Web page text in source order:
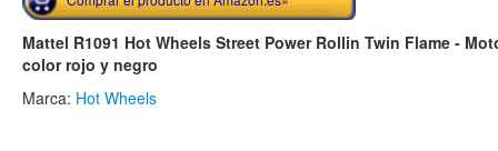
Mattel R1091 Hot Wheels Street Power Rollin Twin Flame -
color rojo y negro
Marca: Hot Wheels